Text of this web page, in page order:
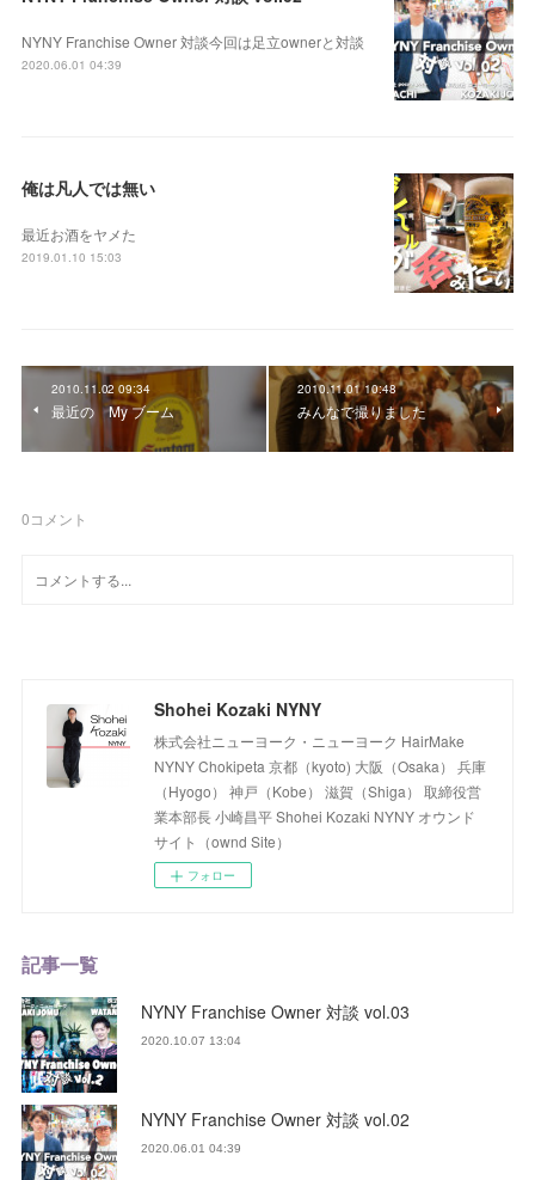
NYNY Franchise Owner 対談今回は足立ownerと対談
2020.06.01 04:39
俺は凡人では無い
最近お酒をヤメた
2019.01.10 15:03
2010.11.02 09:34
最近の My ブーム
2010.11.01 10:48
みんなで撮りました
0コメント
Shohei Kozaki NYNY
株式会社ニューヨーク・ニューヨーク HairMake
NYNY Chokipeta 京都（kyoto) 大阪（Osaka） 兵庫
（Hyogo） 神戸（Kobe） 滋賀（Shiga） 取締役営
業本部長 小崎昌平 Shohei Kozaki NYNY オウンド
サイト（ownd Site）
フォロー
記事一覧
NYNY Franchise Owner 対談 vol.03
2020.10.07 13:04
NYNY Franchise Owner 対談 vol.02
2020.06.01 04:39